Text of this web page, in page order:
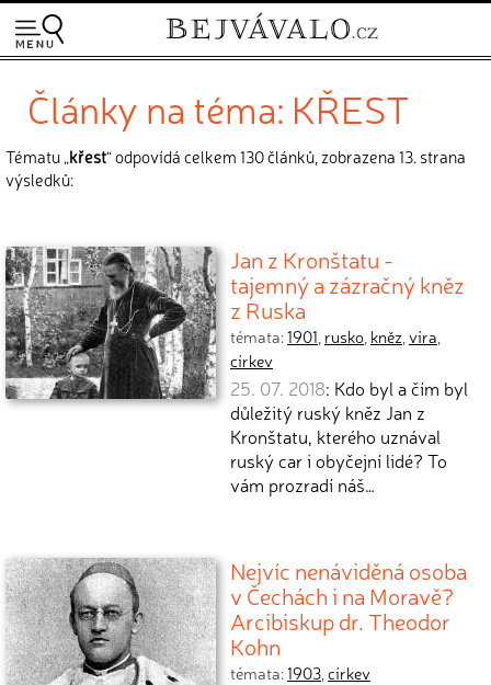
Články na téma: KŘEST
Tématu „křest“ odpovídá celkem 130 článků, zobrazena 13. strana
výsledků:
Jan z Kronštatu -
tajemný a zázračný kněz
z Ruska
témata:1901, rusko, kněz,víra,
církev
25. 07. 2018: Kdo byl a čím byl
důležitý ruský kněz Jan z
Kronštatu, kterého uznával
ruský car i obyčejní lidé? To
vám prozradí náš…
Nejvíc nenáviděná osoba
v Čechách i na Moravě?
Arcibiskup dr. Theodor
Kohn
témata:1903,církev